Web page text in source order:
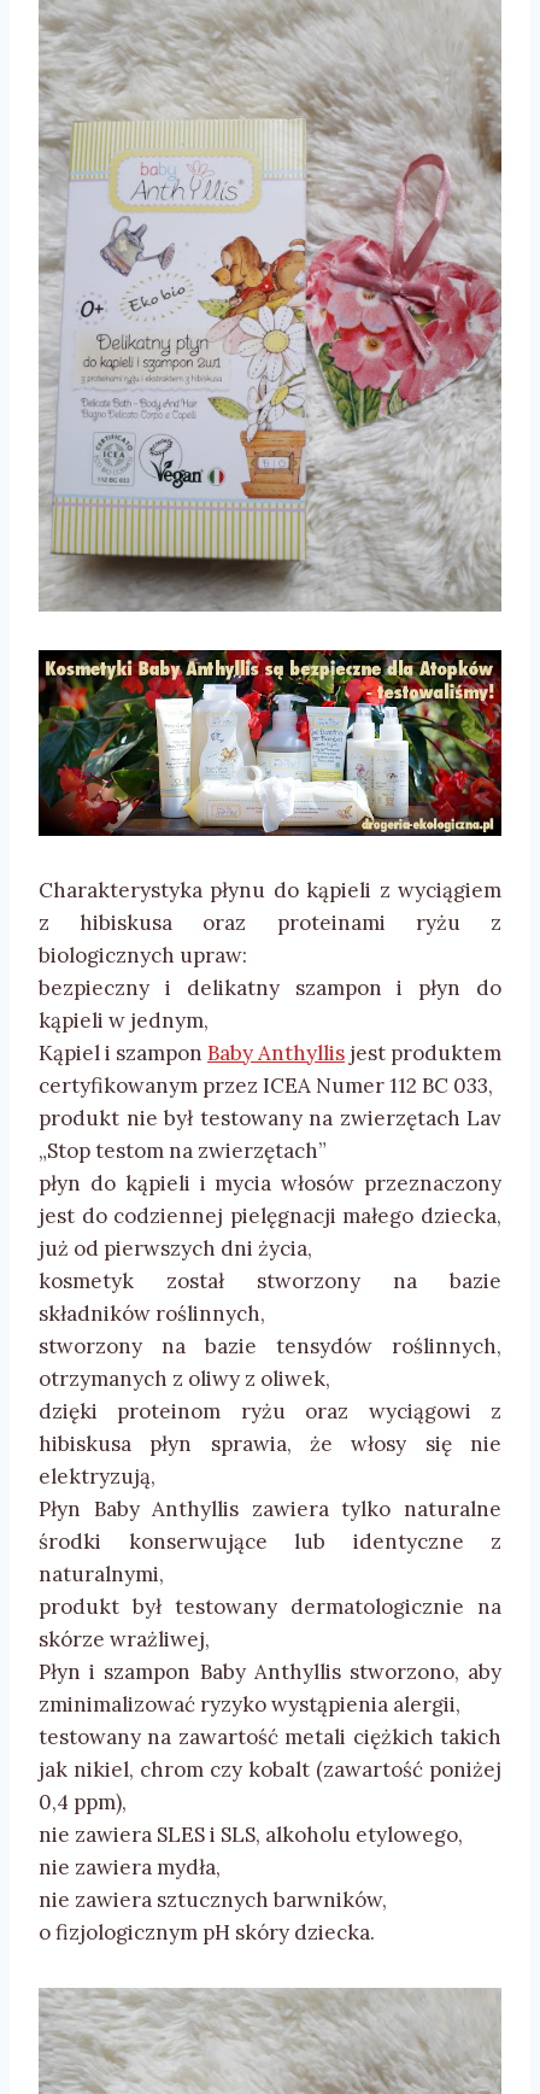
Charakterystyka płynu do kąpieli z wyciągiem
z hibiskusa oraz proteinami ryżu z
biologicznych upraw:
bezpieczny i delikatny szampon i płyn do
kąpieli w jednym,
Kąpiel i szampon Baby Anthyllis jest produktem
certyfikowanym przez ICEA Numer 112 BC 033,
produkt nie był testowany na zwierzętach Lav
„Stop testom na zwierzętach”
płyn do kąpieli i mycia włosów przeznaczony
jest do codziennej pielęgnacji małego dziecka,
już od pierwszych dni życia,
kosmetyk został stworzony na bazie
składników roślinnych,
stworzony na bazie tensydów roślinnych,
otrzymanych z oliwy z oliwek,
dzięki proteinom ryżu oraz wyciągowi z
hibiskusa płyn sprawia, że włosy się nie
elektryzują,
Płyn Baby Anthyllis zawiera tylko naturalne
środki konserwujące lub identyczne z
naturalnymi,
produkt był testowany dermatologicznie na
skórze wrażliwej,
Płyn i szampon Baby Anthyllis stworzono, aby
zminimalizować ryzyko wystąpienia alergii,
testowany na zawartość metali ciężkich takich
jak nikiel, chrom czy kobalt (zawartość poniżej
0,4 ppm),
nie zawiera SLES i SLS, alkoholu etylowego,
nie zawiera mydła,
nie zawiera sztucznych barwników,
o fizjologicznym pH skóry dziecka.